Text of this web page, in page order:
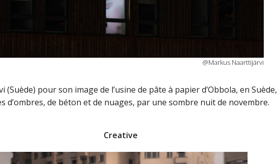
@Markus Naarttijärvi
pour son image de l’usine de pâte à papier d’Obbola, en Suède,
d’ombres, de béton et de nuages, par une sombre nuit de novembre.
Creative